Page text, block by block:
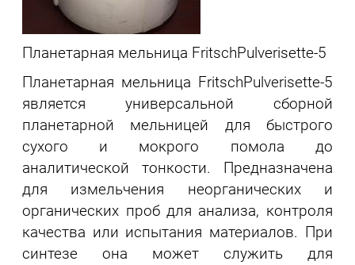
Планетарная мельница FritschPulverisette-5
Планетарная мельница FritschPulverisette-5
является универсальной сборной
планетарной мельницей для быстрого
сухого и мокрого помола до
аналитической тонкости. Предназначена
для измельчения неорганических и
органических проб для анализа, контроля
качества или испытания материалов. При
синтезе она может служить для